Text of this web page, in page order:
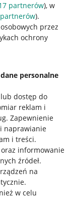
partnerów), w
partnerów).
przez
ochrony
personalne
dostęp do
reklam i
. Zapewnienie
naprawianie
i treści.
informowanie
źródeł.
na
.
w celu